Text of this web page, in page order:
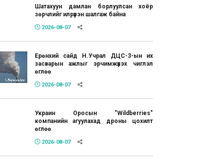
Шатахуун дамлан борлуулсан хоёр
зөрчлийг илрүүлэн шалгаж байна
2026-08-07
Ерөнхий сайд Н.Учрал ДЦС-3-ын их
засварын ажлыг эрчимжүүлэх чиглэл
өглөө
2026-08-07
Украин Оросын "Wildberries"
компанийн агуулахад дроны цохилт
өглөө
2026-08-07